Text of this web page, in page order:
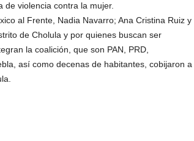
de violencia contra la mujer.
al Frente, Nadia Navarro; Ana Cristina Ruiz y
de Cholula y por quienes buscan ser
la coalición, que son PAN, PRD,
así como decenas de habitantes, cobijaron a